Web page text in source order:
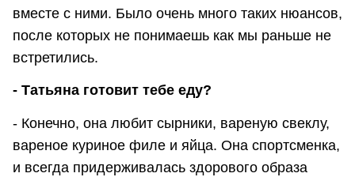
вместе с ними. Было очень много таких нюансов,
после которых не понимаешь как мы раньше не
встретились.
- Татьяна готовит тебе еду?
- Конечно, она любит сырники, вареную свеклу,
вареное куриное филе и яйца. Она спортсменка,
и всегда придерживалась здорового образа